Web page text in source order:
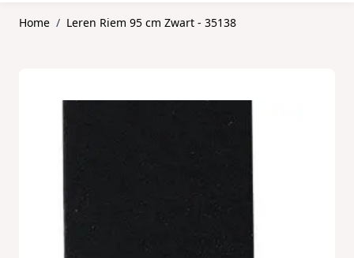
Home / Leren Riem 95 cm Zwart - 35138